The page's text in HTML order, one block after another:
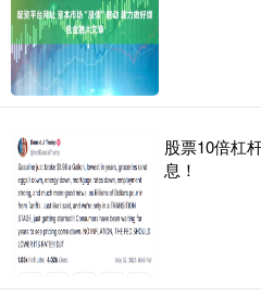
股票10倍杠
息！